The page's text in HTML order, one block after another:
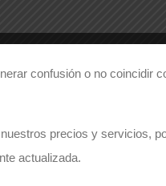
confusión o no coincidir
precios y servicios,
actualizada.